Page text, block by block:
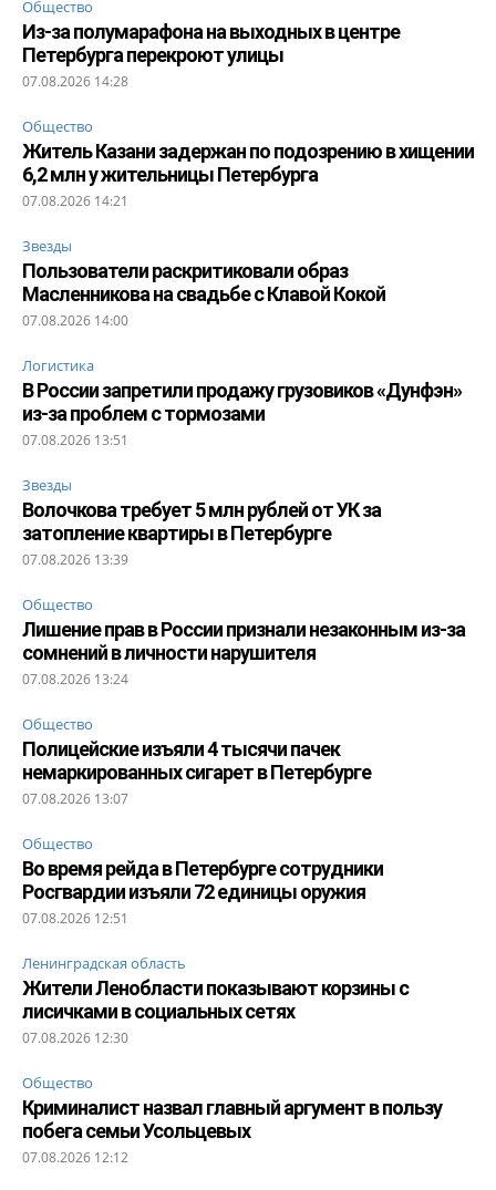
Общество
Из-за полумарафона на выходных в центре
Петербурга перекроют улицы
07.08.2026 14:28
Общество
Житель Казани задержан по подозрению в хищении
6,2 млн у жительницы Петербурга
07.08.2026 14:21
Звезды
Пользователи раскритиковали образ
Масленникова на свадьбе с Клавой Кокой
07.08.2026 14:00
Логистика
В России запретили продажу грузовиков «Дунфэн»
из-за проблем с тормозами
07.08.2026 13:51
Звезды
Волочкова требует 5 млн рублей от УК за
затопление квартиры в Петербурге
07.08.2026 13:39
Общество
Лишение прав в России признали незаконным из-за
сомнений в личности нарушителя
07.08.2026 13:24
Общество
Полицейские изъяли 4 тысячи пачек
немаркированных сигарет в Петербурге
07.08.2026 13:07
Общество
Во время рейда в Петербурге сотрудники
Росгвардии изъяли 72 единицы оружия
07.08.2026 12:51
Ленинградская область
Жители Ленобласти показывают корзины с
лисичками в социальных сетях
07.08.2026 12:30
Общество
Криминалист назвал главный аргумент в пользу
побега семьи Усольцевых
07.08.2026 12:12